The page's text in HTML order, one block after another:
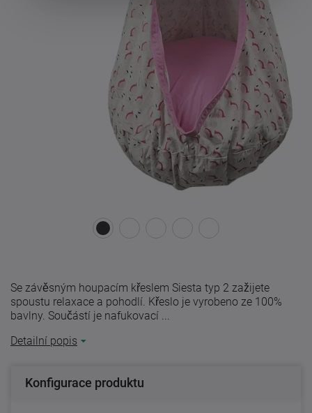
Se závěsným houpacím křeslem Siesta typ 2 zažijete
spoustu relaxace a pohodlí. Křeslo je vyrobeno ze 100%
bavlny. Součástí je nafukovací ...
Detailní popis
Konfigurace produktu